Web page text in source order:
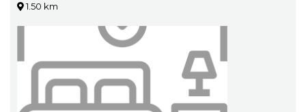
1.50 km